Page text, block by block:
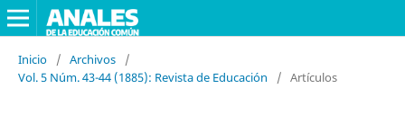
Inicio / Archivos
/
Vol. 5 Núm. 43-44 (1885): Revista de Educación
/ Artículos